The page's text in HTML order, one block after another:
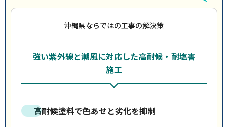
沖縄県ならではの工事の解決策
強い紫外線と潮風に対応した高耐候・耐塩害
施工
高耐候塗料で色あせと劣化を抑制